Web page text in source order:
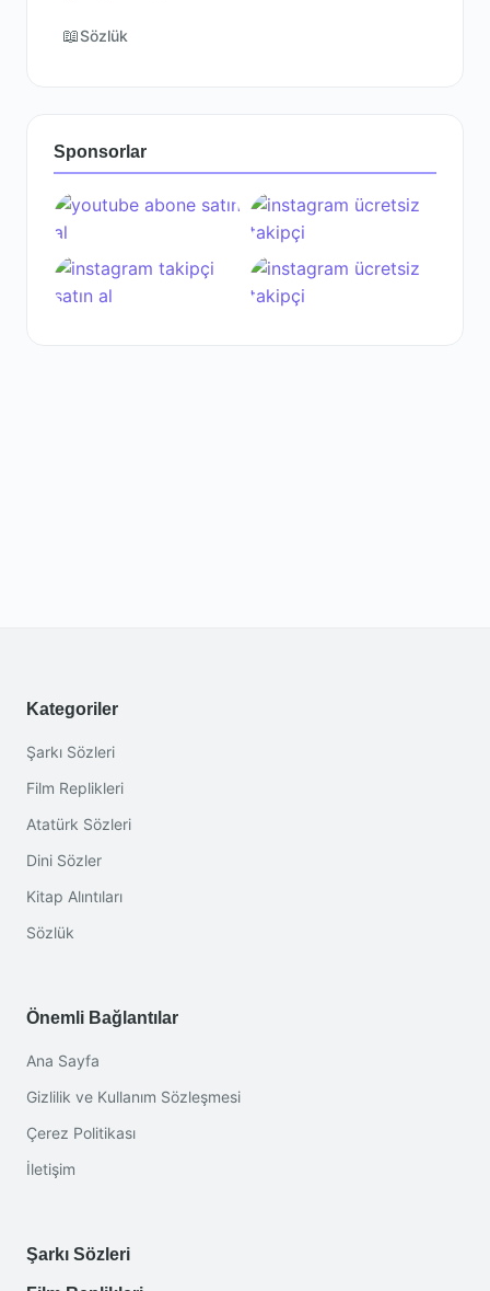
📖Sözlük
Sponsorlar
Kategoriler
Şarkı Sözleri
Film Replikleri
Atatürk Sözleri
Dini Sözler
Kitap Alıntıları
Sözlük
Önemli Bağlantılar
Ana Sayfa
Gizlilik ve Kullanım Sözleşmesi
Çerez Politikası
İletişim
Şarkı Sözleri